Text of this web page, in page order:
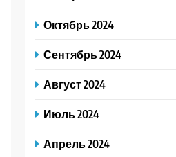
Октябрь 2024
Сентябрь 2024
Август 2024
Июль 2024
Апрель 2024